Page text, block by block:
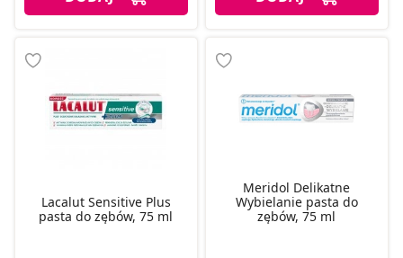
Lacalut Sensitive Plus
pasta do zębów, 75 ml
Meridol Delikatne
Wybielanie pasta do
zębów, 75 ml